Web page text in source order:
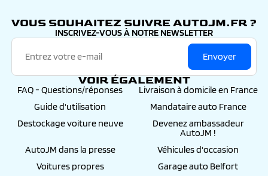
VOUS SOUHAITEZ SUIVRE AUTOJM.FR ?
INSCRIVEZ-VOUS À NOTRE NEWSLETTER
Envoyer
VOIR ÉGALEMENT
FAQ - Questions/réponses
Livraison à domicile en France
Guide d'utilisation
Mandataire auto France
Destockage voiture neuve
Devenez ambassadeur
AutoJM !
AutoJM dans la presse
Véhicules d'occasion
Voitures propres
Garage auto Belfort